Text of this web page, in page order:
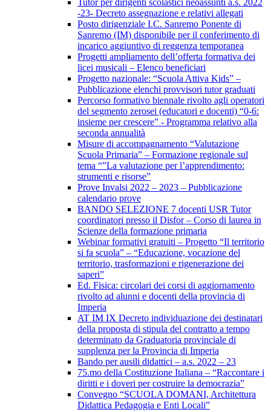
Tutor per dirigenti scolastici neoassunti a.s. 2022
-23- Decreto assegnazione e relativi allegati
Posto dirigenziale I.C. Sanremo Ponente di
Sanremo (IM) disponibile per il conferimento di
incarico aggiuntivo di reggenza temporanea
Progetti ampliamento dell’offerta formativa dei
licei musicali – Elenco beneficiari
Progetto nazionale: “Scuola Attiva Kids” –
Pubblicazione elenchi provvisori tutor graduati
Percorso formativo biennale rivolto agli operatori
del segmento zerosei (educatori e docenti) “0-6:
insieme per crescere” - Programma relativo alla
seconda annualità
Misure di accompagnamento “Valutazione
Scuola Primaria” – Formazione regionale sul
tema “”La valutazione per l’apprendimento:
strumenti e risorse”
Prove Invalsi 2022 – 2023 – Pubblicazione
calendario prove
BANDO SELEZIONE 7 docenti USR Tutor
coordinatori presso il Disfor – Corso di laurea in
Scienze della formazione primaria
Webinar formativi gratuiti – Progetto “Il territorio
si fa scuola” – “Educazione, vocazione del
territorio, trasformazioni e rigenerazione dei
saperi”
Ed. Fisica: circolari dei corsi di aggiornamento
rivolto ad alunni e docenti della provincia di
Imperia
AT IM IX Decreto individuazione dei destinatari
della proposta di stipula del contratto a tempo
determinato da Graduatoria provinciale di
supplenza per la Provincia di Imperia
Bando per ausili didattici – a.s. 2022 – 23
75.mo della Costituzione Italiana – “Raccontare i
diritti e i doveri per costruire la democrazia”
Convegno “SCUOLA DOMANI, Architettura
Didattica Pedagogia e Enti Locali”